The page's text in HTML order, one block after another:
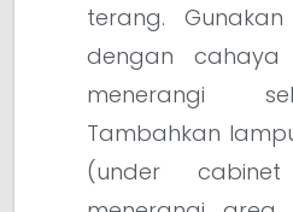
terang.
dengan
menerangi
Tambahkan
(under